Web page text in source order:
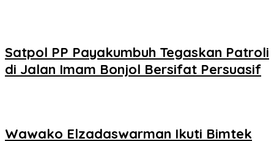
Satpol PP Payakumbuh Tegaskan Patroli
di Jalan Imam Bonjol Bersifat Persuasif
Wawako Elzadaswarman Ikuti Bimtek